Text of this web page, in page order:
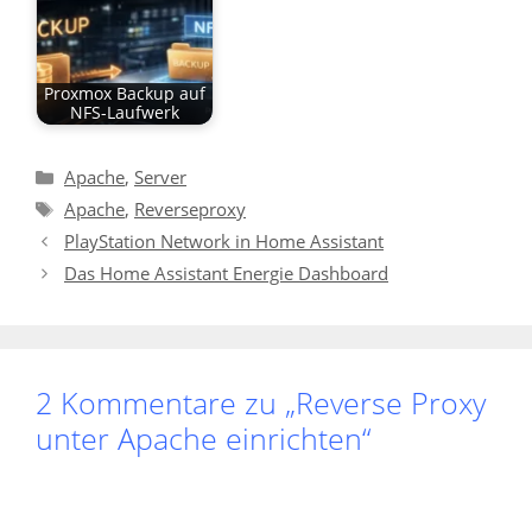
Proxmox Backup auf
NFS-Laufwerk
Kategorien
Apache, Server
Schlagwörter
Apache, Reverseproxy
PlayStation Network in Home Assistant
Das Home Assistant Energie Dashboard
2 Kommentare zu „Reverse Proxy
unter Apache einrichten“